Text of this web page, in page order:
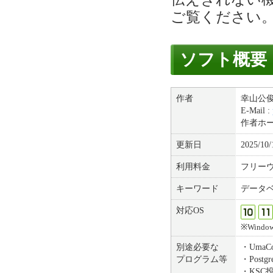
ご覧ください
ソフト概要
作者
幸山公
E-Mail :
作者ホ
更新日 2025/10/
利用料金 フリー
キーワード データ
対応OS
別途必要な
プログラム等
・
・